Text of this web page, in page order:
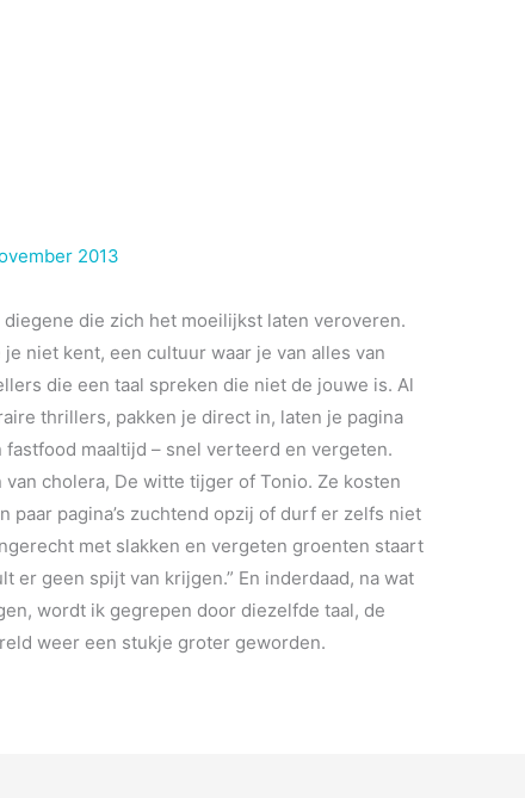
2013
die zich het moeilijkst laten veroveren.
niet kent, een cultuur waar je van alles van
die een taal spreken die niet de jouwe is. Al
thrillers, pakken je direct in, laten je pagina
fastfood maaltijd – snel verteerd en vergeten.
cholera, De witte tijger of Tonio. Ze kosten
paar pagina’s zuchtend opzij of durf er zelfs niet
met slakken en vergeten groenten staart
er geen spijt van krijgen.” En inderdaad, na wat
wordt ik gegrepen door diezelfde taal, de
weer een stukje groter geworden.